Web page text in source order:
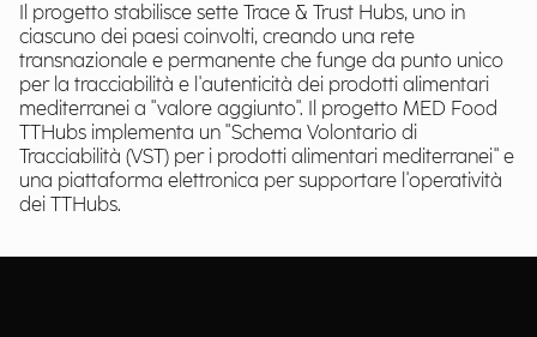
Il progetto stabilisce sette Trace & Trust Hubs, uno in
ciascuno dei paesi coinvolti, creando una rete
transnazionale e permanente che funge da punto unico
per la tracciabilità e l'autenticità dei prodotti alimentari
mediterranei a "valore aggiunto". Il progetto MED Food
TTHubs implementa un "Schema Volontario di
Tracciabilità (VST) per i prodotti alimentari mediterranei" e
una piattaforma elettronica per supportare l'operatività
dei TTHubs.